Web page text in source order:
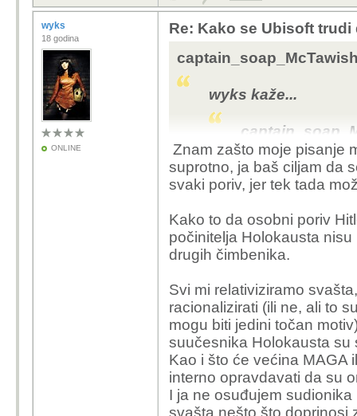
I ne vidim zašto imaš
nazvati neko djelo ili
isključuje postojanje
Trump je Muska
trumpa nazvao
To nije politički, ni
odnos koji utječe na
utječe ili kreira nove
najosobnija ljudska
čak antropološki
Ne znam zašto je
djeluju? Josipa
je svojim
savršeno
iz sustava što zbog
je gradonačelnica
o najvećoj investiciji u
Neki su sudionici tog
biti toliko nepošteni
bazično i priprosto
wyks
18 godina
ONLINE
Re: Kako se Ubisoft trudi
wyks kaže...
Pa zakonski i
psihološkom
ali u politici i
Psiholog u svojoj
ne postoji, nikakve
selektiraju pojedince
Ja nigdje nisam
ne postoje crte
analiziranje
mogu sto godina
Trumpu i Musku po
Znam zašto moje pisanje
suprotno, ja baš ciljam da
svaki poriv, jer tek tada
Kako to da osobni poriv
počinitelja Holokausta
drugih čimbenika.
Svi mi relativiziramo
racionalizirati (ili ne, ali to
mogu biti jedini točan
suučesnika Holokausta su
Kao i što će većina MAGA
interno opravdavati da su
I ja ne osuđujem
svašta nešto što doprinosi